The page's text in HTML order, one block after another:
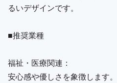
るいデザインです。
■推奨業種
福祉・医療関連：
安心感や優しさを象徴します。